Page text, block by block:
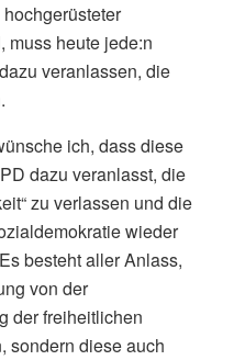
muss heute jede:n
veranlassen, die
ich, dass diese
dazu veranlasst, die
zu verlassen und die
wieder
besteht aller Anlass,
von der
der freiheitlichen
sondern diese auch